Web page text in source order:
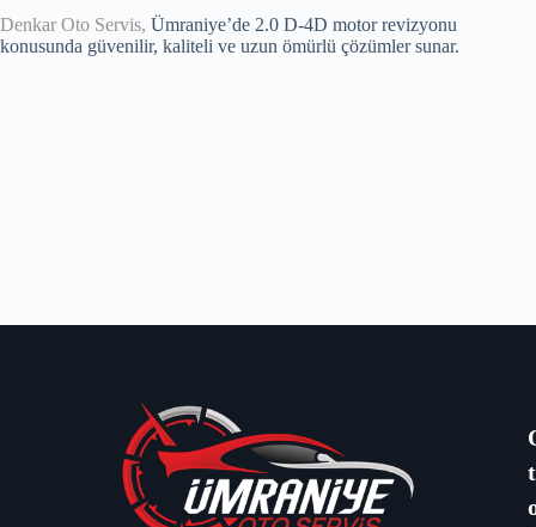
Denkar Oto Servis, Ümraniye’de 2.0 D-4D motor revizyonu
konusunda güvenilir, kaliteli ve uzun ömürlü çözümler sunar.
t